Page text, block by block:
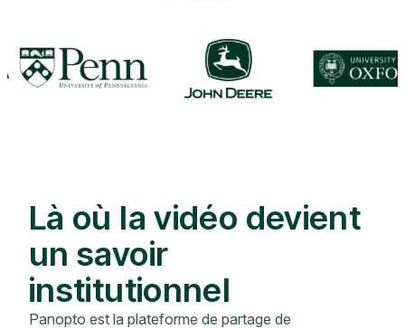
Là où la vidéo devient
un savoir
institutionnel
Panopto est la plateforme de partage de